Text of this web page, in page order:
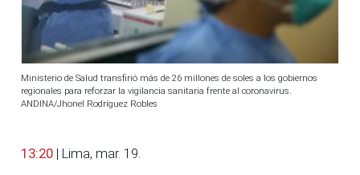
Ministerio de Salud transfirió más de 26 millones de soles a los gobiernos
regionales para reforzar la vigilancia sanitaria frente al coronavirus.
ANDINA/Jhonel Rodríguez Robles
13:20 | Lima, mar. 19.